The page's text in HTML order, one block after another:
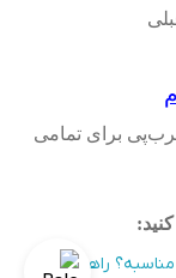
برای تمامی
:
راهنمای